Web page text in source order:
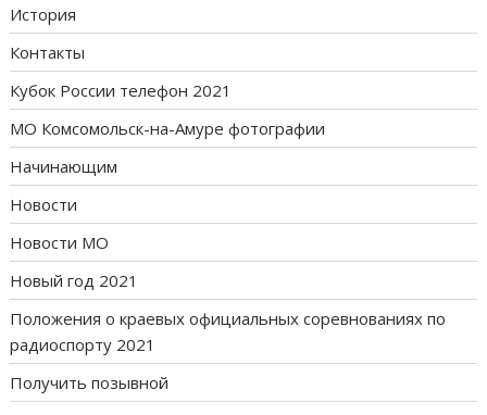
История
Контакты
Кубок России телефон 2021
МО Комсомольск-на-Амуре фотографии
Начинающим
Новости
Новости МО
Новый год 2021
Положения о краевых официальных соревнованиях по
радиоспорту 2021
Получить позывной